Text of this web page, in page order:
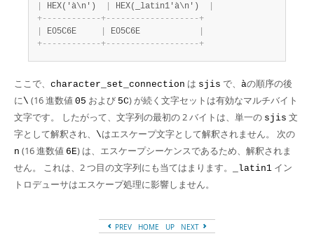
HEX('à\n') HEX(_latin1'à\n')
+- - - - - - - - - - - -+- - - - - - - - - - - - - - - - - - -+
E05C6E E05C6E
+- - - - - - - - - - - -+- - - - - - - - - - - - - - - - - - -+
ここで、 character_set_connection は sjis で、 àの順序の後
に\ (16 進数値 05 および 5C) が続く文字セットは有効なマルチバイト
文字です。 したがって、文字列の最初の 2 バイトは、単一の sjis 文
字として解釈され、
\はエスケープ文字として解釈されません。 次の
n (16 進数値 6E) は、エスケープシーケンスであるため、解釈されま
せん。 これは、2 つ目の文字列にも当てはまります。
_latin1 イン
トロデューサはエスケープ処理に影響しません。
PREV HOME UP NEXT